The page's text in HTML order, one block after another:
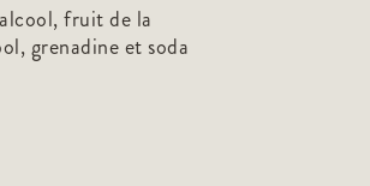
fruit de la
grenadine et soda